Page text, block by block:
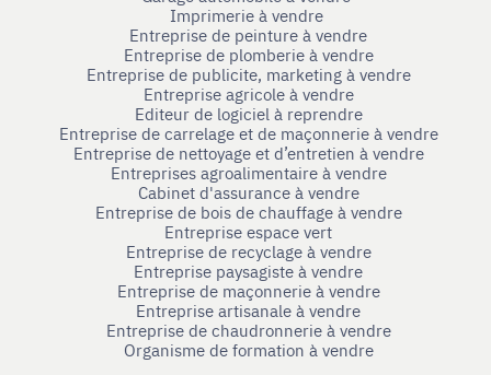
Imprimerie à vendre
Entreprise de peinture à vendre
Entreprise de plomberie à vendre
Entreprise de publicite, marketing à vendre
Entreprise agricole à vendre
Editeur de logiciel à reprendre
Entreprise de carrelage et de maçonnerie à vendre
Entreprise de nettoyage et d’entretien à vendre
Entreprises agroalimentaire à vendre
Cabinet d'assurance à vendre
Entreprise de bois de chauffage à vendre
Entreprise espace vert
Entreprise de recyclage à vendre
Entreprise paysagiste à vendre
Entreprise de maçonnerie à vendre
Entreprise artisanale à vendre
Entreprise de chaudronnerie à vendre
Organisme de formation à vendre